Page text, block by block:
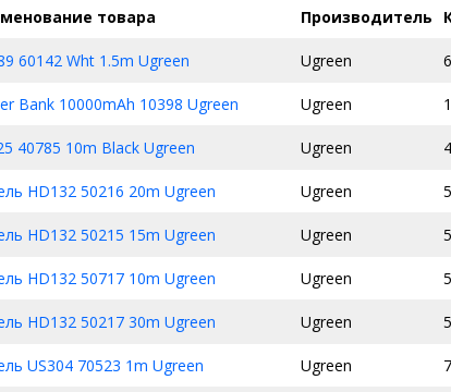
товара Производитель
60142 Wht 1.5m Ugreen Ugreen
Bank 10000mAh 10398 Ugreen Ugreen
40785 10m Black Ugreen Ugreen
HD132 50216 20m Ugreen Ugreen
HD132 50215 15m Ugreen Ugreen
HD132 50717 10m Ugreen Ugreen
HD132 50217 30m Ugreen Ugreen
US304 70523 1m Ugreen Ugreen